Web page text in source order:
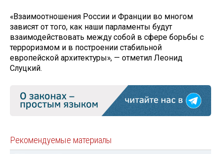
«Взаимоотношения России и Франции во многом
зависят от того, как наши парламенты будут
взаимодействовать между собой в сфере борьбы с
терроризмом и в построении стабильной
европейской архитектуры», — отметил Леонид
Слуцкий.
Рекомендуемые материалы